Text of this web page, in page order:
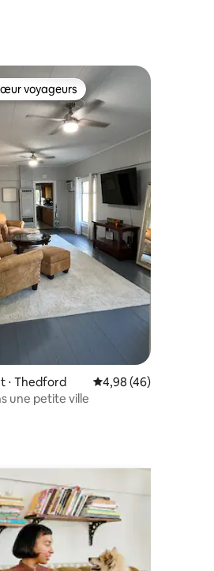
de 43 commentaires : 4,86 sur 5
voyageurs les plus appréciés
voyageurs
⋅ Thedford Évaluation moyenne
4,98 (46)
une petite ville